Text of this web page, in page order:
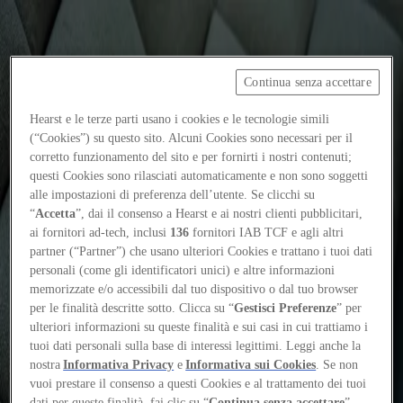
Contacts
Log in
Home
Tags
#alessandrovalenti
Essays
Hearst e le terze parti usano i cookies e le tecnologie simili
(“Cookies”) su questo sito. Alcuni Cookies sono necessari per il
corretto funzionamento del sito e per fornirti i nostri contenuti;
questi Cookies sono rilasciati automaticamente e non sono soggetti
alle impostazioni di preferenza dell’utente. Se clicchi su
“Accetta”, dai il consenso a Hearst e ai nostri clienti pubblicitari,
ai fornitori ad-tech, inclusi 136 fornitori IAB TCF e agli altri
partner (“Partner”) che usano ulteriori Cookies e trattano i tuoi dati
personali (come gli identificatori unici) e altre informazioni
memorizzate e/o accessibili dal tuo dispositivo o dal tuo browser
per le finalità descritte sotto. Clicca su “Gestisci Preferenze” per
ulteriori informazioni su queste finalità e sui casi in cui trattiamo i
tuoi dati personali sulla base di interessi legittimi. Leggi anche la
nostraInformativa Privacy eInformativa sui Cookies . Se non
vuoi prestare il consenso a questi Cookies e al trattamento dei tuoi
Continua senza accettare